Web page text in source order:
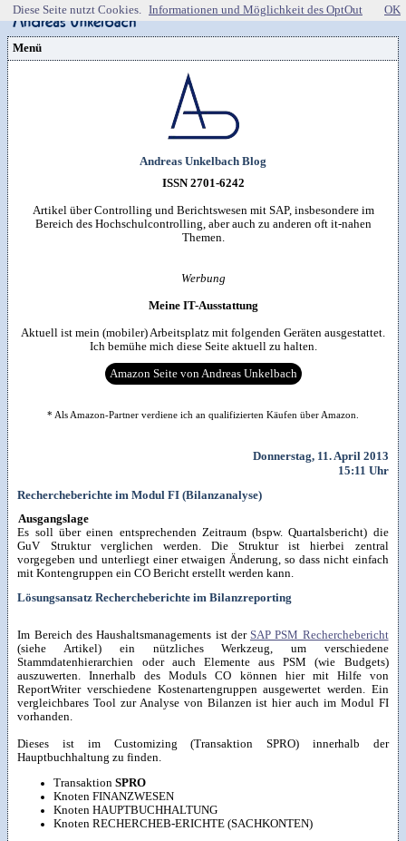
Menü
Windows (40)
RSS-Feed
Workshop & Seminar
VG Wort
Amazon Shopseite
Impressum&Datenschutzerklärung
Andreas Unkelbach Blog
ISSN 2701-6242
Artikel über Controlling und Berichtswesen mit SAP, insbesondere im
Bereich des Hochschulcontrolling, aber auch zu anderen oft it-nahen
Themen.
Werbung
Meine IT-Ausstattung
Aktuell ist mein (mobiler) Arbeitsplatz mit folgenden Geräten ausgestattet.
Ich bemühe mich diese Seite aktuell zu halten.
Amazon Seite von Andreas Unkelbach
* Als Amazon-Partner verdiene ich an qualifizierten Käufen über Amazon.
Donnerstag, 11. April 2013
15:11 Uhr
Rechercheberichte im Modul FI (Bilanzanalyse)
Ausgangslage
Es soll über einen entsprechenden Zeitraum (bspw. Quartalsbericht) die
GuV Struktur verglichen werden. Die Struktur ist hierbei zentral
vorgegeben und unterliegt einer etwaigen Änderung, so dass nicht einfach
mit Kontengruppen ein CO Bericht erstellt werden kann.
Lösungsansatz Rechercheberichte im Bilanzreporting
Im Bereich des Haushaltsmanagements ist der SAP PSM Recherchebericht
(siehe Artikel) ein nützliches Werkzeug, um verschiedene
Stammdatenhierarchien oder auch Elemente aus PSM (wie Budgets)
auszuwerten. Innerhalb des Moduls CO können hier mit Hilfe von
ReportWriter verschiedene Kostenartengruppen ausgewertet werden. Ein
vergleichbares Tool zur Analyse von Bilanzen ist hier auch im Modul FI
vorhanden.
Dieses ist im Customizing (Transaktion SPRO) innerhalb der
Hauptbuchhaltung zu finden.
TransaktionSPRO
Knoten FINANZWESEN
Knoten HAUPTBUCHHALTUNG
Knoten RECHERCHEB-ERICHTE (SACHKONTEN)
Diese Seite nutzt Cookies. Informationen und Möglichkeit des OptOut OK